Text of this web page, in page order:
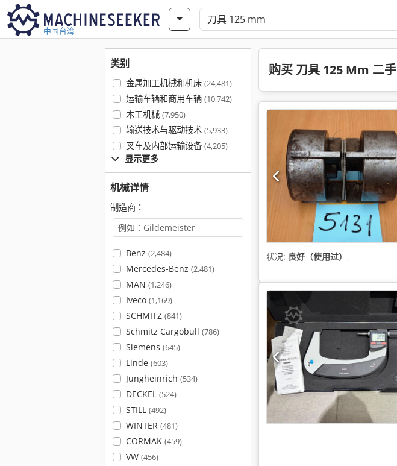
中国台湾
类别
金属加工机械和机床 (24,481)
运输车辆和商用车辆 (10,742)
木工机械 (7,950)
输送技术与驱动技术 (5,933)
叉车及内部运输设备 (4,205)
显示更多
机械详情
制造商：
Benz (2,484)
Mercedes-Benz (2,481)
MAN (1,246)
Iveco (1,169)
SCHMITZ (841)
Schmitz Cargobull (786)
Siemens (645)
Linde (603)
Jungheinrich (534)
DECKEL (524)
STILL (492)
WINTER (481)
CORMAK (459)
VW (456)
购买 刀具 125 Mm 二手
状况: 良好（使用过） ,